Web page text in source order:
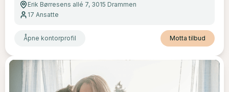
Erik Børresens allé 7, 3015 Drammen
17 Ansatte
Åpne kontorprofil Motta tilbud